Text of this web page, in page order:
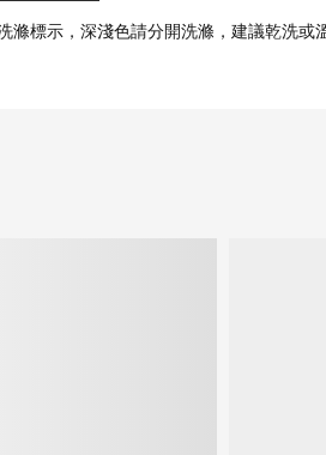
滌標示，深淺色請分開洗滌，建議乾洗或